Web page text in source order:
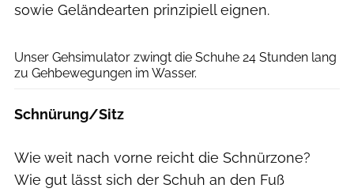
sowie Geländearten prinzipiell eignen.
Unser Gehsimulator zwingt die Schuhe 24 Stunden lang
zu Gehbewegungen im Wasser.
Schnürung/Sitz
Wie weit nach vorne reicht die Schnürzone?
Wie gut lässt sich der Schuh an den Fuß